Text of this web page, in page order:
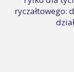
ryczałtowego: